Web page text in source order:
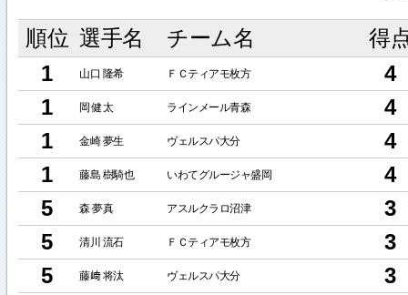
順位 選手名 チーム名
得
1
山口 隆希 ＦＣティアモ枚方
4
1
岡 健太 ラインメール青森
4
1
金崎 夢生 ヴェルスパ大分
4
1
藤島 樹騎也 いわてグルージャ盛岡
4
5
森 夢真 アスルクラロ沼津
3
5
清川 流石 ＦＣティアモ枚方
3
5
藤﨑 将汰 ヴェルスパ大分
3